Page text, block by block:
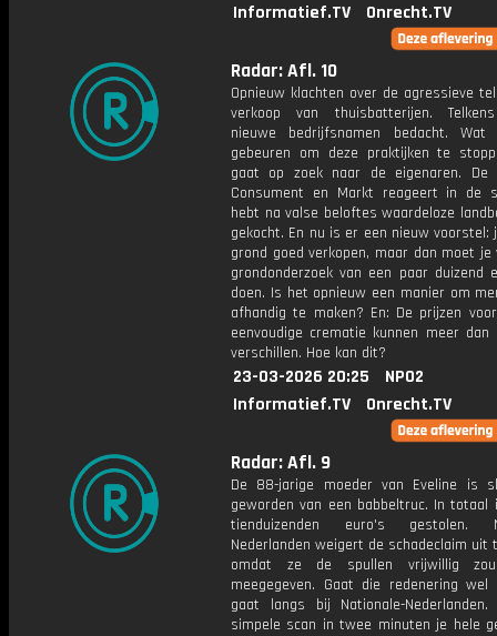
Informatief.TV
Onrecht.TV
Radar: Afl. 10
Opnieuw klachten over de agressieve
verkoop van thuisbatterijen.
nieuwe bedrijfsnamen bedacht.
gebeuren om deze praktijken te
gaat op zoek naar de eigenaren. De
Consument en Markt reageert in de
hebt na valse beloftes waardeloze
gekocht. En nu is er een nieuw voorstel:
grond goed verkopen, maar dan moet
grondonderzoek van een paar duizend
doen. Is het opnieuw een manier om
afhandig te maken? En: De prijzen
eenvoudige crematie kunnen meer
verschillen. Hoe kan dit?
23-03-2026 20:25
NPO2
Informatief.TV
Onrecht.TV
Radar: Afl. 9
De 88-jarige moeder van Eveline is
geworden van een babbeltruc. In totaal
tienduizenden euro's gestolen.
Nederlanden weigert de schadeclaim uit
omdat ze de spullen vrijwillig
meegegeven. Gaat die redenering wel
gaat langs bij Nationale-
simpele scan in twee minuten je hele